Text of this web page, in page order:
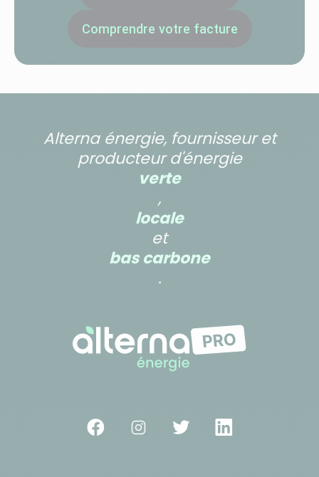
Comprendre votre facture
Alterna énergie, fournisseur et
producteur d'énergie
verte
,
locale
et
bas carbone
.